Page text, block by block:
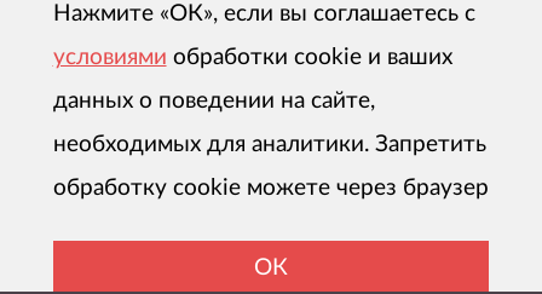
Нажмите «ОК», если вы соглашаетесь с
условиями обработки cookie и ваших
данных о поведении на сайте,
необходимых для аналитики. Запретить
обработку cookie можете через браузер
ОК